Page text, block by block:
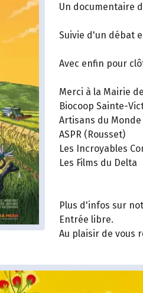
Un documentaire
Suivie d'un débat
Avec enfin pour
Merci à la Mairie
Biocoop Sainte-
Artisans du Monde
ASPR (Rousset)
Les Incroyables
Les Films du Delta
Plus d'infos sur
Entrée libre.
Au plaisir de vous